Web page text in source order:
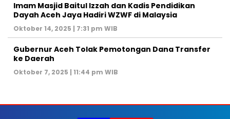
Imam Masjid Baitul Izzah dan Kadis Pendidikan
Dayah Aceh Jaya Hadiri WZWF di Malaysia
Oktober 14, 2025 | 7:31 pm WIB
Gubernur Aceh Tolak Pemotongan Dana Transfer
ke Daerah
Oktober 7, 2025 | 11:44 pm WIB